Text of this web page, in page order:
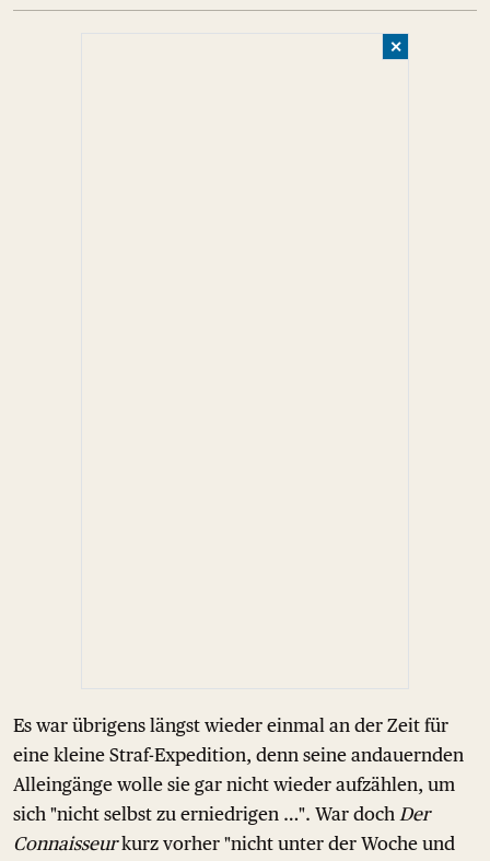
✕
Es war übrigens längst wieder einmal an der Zeit für
eine kleine Straf-Expedition, denn seine andauernden
Alleingänge wolle sie gar nicht wieder aufzählen, um
sich "nicht selbst zu erniedrigen …". War doch Der
Connaisseurkurz vorher "nicht unter der Woche und